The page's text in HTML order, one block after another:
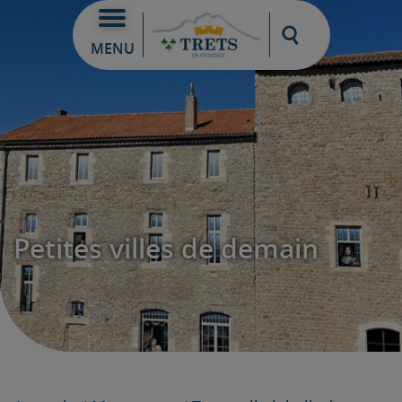
MENU
Moteur de
Petites villes de demain